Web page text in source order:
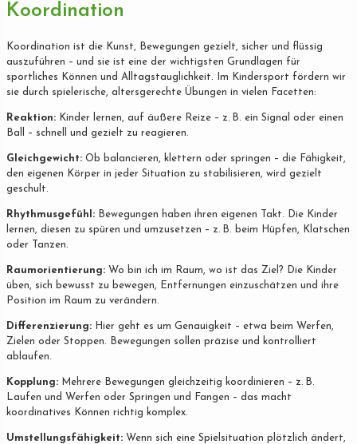
Koordination
Koordination ist die Kunst, Bewegungen gezielt, sicher und flüssig
auszuführen – und sie ist eine der wichtigsten Grundlagen für
sportliches Können und Alltagstauglichkeit. Im Kindersport fördern wir
sie durch spielerische, altersgerechte Übungen in vielen Facetten:
Reaktion: Kinder lernen, auf äußere Reize – z. B. ein Signal oder einen
Ball – schnell und gezielt zu reagieren.
Gleichgewicht: Ob balancieren, klettern oder springen – die Fähigkeit,
den eigenen Körper in jeder Situation zu stabilisieren, wird gezielt
geschult.
Rhythmusgefühl: Bewegungen haben ihren eigenen Takt. Die Kinder
lernen, diesen zu spüren und umzusetzen – z. B. beim Hüpfen, Klatschen
oder Tanzen.
Raumorientierung: Wo bin ich im Raum, wo ist das Ziel? Die Kinder
üben, sich bewusst zu bewegen, Entfernungen einzuschätzen und ihre
Position im Raum zu verändern.
Differenzierung: Hier geht es um Genauigkeit – etwa beim Werfen,
Zielen oder Stoppen. Bewegungen sollen präzise und kontrolliert
ablaufen.
Kopplung: Mehrere Bewegungen gleichzeitig koordinieren – z. B.
Laufen und Werfen oder Springen und Fangen – das macht
koordinatives Können richtig komplex.
Umstellungsfähigkeit: Wenn sich eine Spielsituation plötzlich ändert,